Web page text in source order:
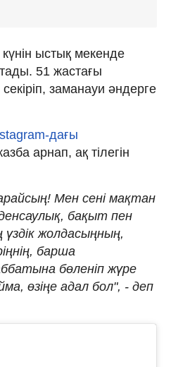
ыстық мекенде
51 жастағы
заманауи әндерге
дағы
арнап, ақ тілегін
Мен сені мақтан
бақыт пен
жолдасыңның,
барша
бөленіп жүре
өзіңе адал бол", - деп